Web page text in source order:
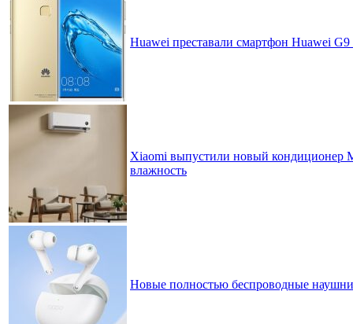
Huawei преставали смартфон Huawei
Xiaomi выпустили новый кондиционер
влажность
Новые полностью беспроводные